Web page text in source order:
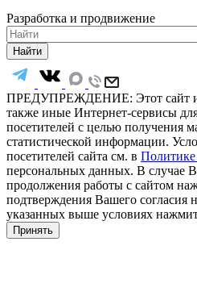
Разработка и продвижение
Найти
ПРЕДУПРЕЖДЕНИЕ: Этот сайт
также иные Интернет-сервисы
посетителей с целью получения
статистической информации.
посетителей сайта см. в Политике
персональных данных. В случае
продолжения работы с сайтом
подтверждения Вашего согласия
указанных выше условиях
Принять